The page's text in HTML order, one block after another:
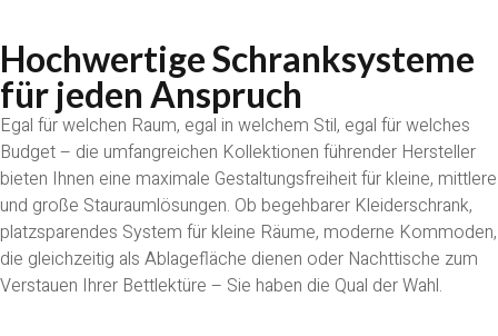
Hochwertige Schranksysteme
für jeden Anspruch
Egal für welchen Raum, egal in welchem Stil, egal für welches
Budget – die umfangreichen Kollektionen führender Hersteller
bieten Ihnen eine maximale Gestaltungsfreiheit für kleine, mittlere
und große Stauraumlösungen. Ob begehbarer Kleiderschrank,
platzsparendes System für kleine Räume, moderne Kommoden,
die gleichzeitig als Ablagefläche dienen oder Nachttische zum
Verstauen Ihrer Bettlektüre – Sie haben die Qual der Wahl.